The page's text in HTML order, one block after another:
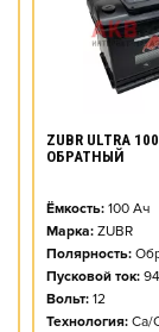
ZUBR ULTRA
ОБРАТНЫЙ
Ёмкость: 100Ач
Марка: ZUBR
Полярность:
Пусковой ток:
Вольт: 12
Технология: Ca/